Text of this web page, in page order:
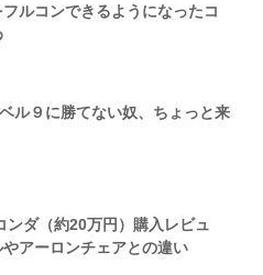
ルコンできるようになったコ
ル９に勝てない奴、ちょっと来
ンダ（約20万円）購入レビュ
アーロンチェアとの違い